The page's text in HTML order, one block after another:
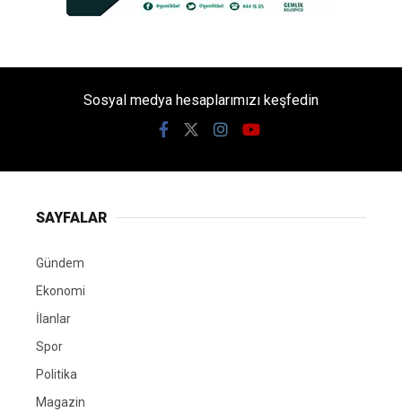
Sosyal medya hesaplarımızı keşfedin
SAYFALAR
Gündem
Ekonomi
İlanlar
Spor
Politika
Magazin